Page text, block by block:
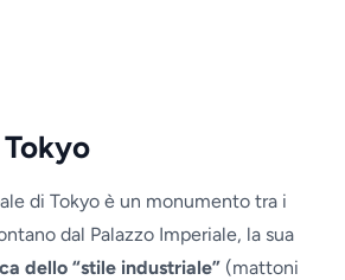
di Tokyo è un monumento tra i
dal Palazzo Imperiale, la sua
dello “stile industriale” (mattoni